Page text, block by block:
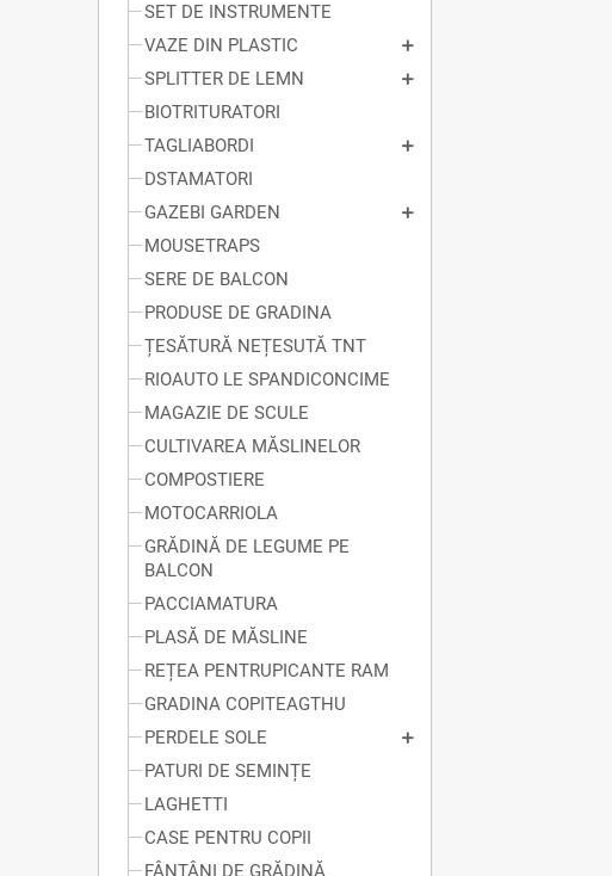
SET DE INSTRUMENTE
VAZE DIN PLASTIC
SPLITTER DE LEMN
BIOTRITURATORI
TAGLIABORDI
DSTAMATORI
GAZEBI GARDEN
MOUSETRAPS
SERE DE BALCON
PRODUSE DE GRADINA
ȚESĂTURĂ NEȚESUTĂ TNT
RIOAUTO LE SPANDICONCIME
MAGAZIE DE SCULE
CULTIVAREA MĂSLINELOR
COMPOSTIERE
MOTOCARRIOLA
GRĂDINĂ DE LEGUME PE
BALCON
PACCIAMATURA
PLASĂ DE MĂSLINE
REȚEA PENTRUPICANTE RAM
GRADINA COPITEAGTHU
PERDELE SOLE
PATURI DE SEMINȚE
LAGHETTI
CASE PENTRU COPII